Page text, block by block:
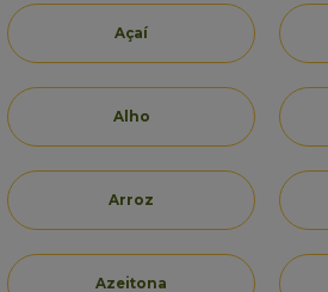
Açaí
Alho
Arroz
Azeitona